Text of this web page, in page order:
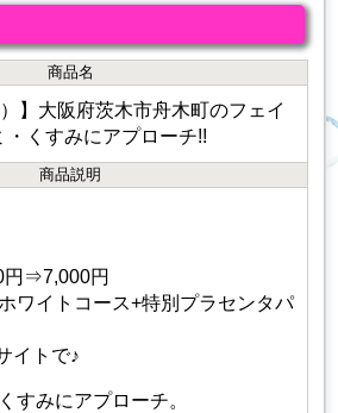
商品名
】大阪府茨木市舟木町のフェイ
・くすみにアプローチ!!
商品説明
円⇒7,000円
ワイトコース+特別プラセンタパ
イトで♪
すみにアプローチ。